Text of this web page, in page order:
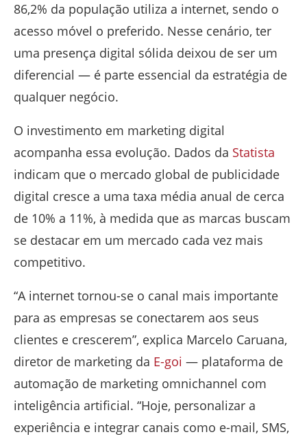
86,2% da população utiliza a internet, sendo o
acesso móvel o preferido. Nesse cenário, ter
uma presença digital sólida deixou de ser um
diferencial — é parte essencial da estratégia de
qualquer negócio.
O investimento em marketing digital
acompanha essa evolução. Dados da Statista
indicam que o mercado global de publicidade
digital cresce a uma taxa média anual de cerca
de 10% a 11%, à medida que as marcas buscam
se destacar em um mercado cada vez mais
competitivo.
“A internet tornou-se o canal mais importante
para as empresas se conectarem aos seus
clientes e crescerem”, explica Marcelo Caruana,
diretor de marketing da E-goi — plataforma de
automação de marketing omnichannel com
inteligência artificial. “Hoje, personalizar a
experiência e integrar canais como e-mail, SMS,